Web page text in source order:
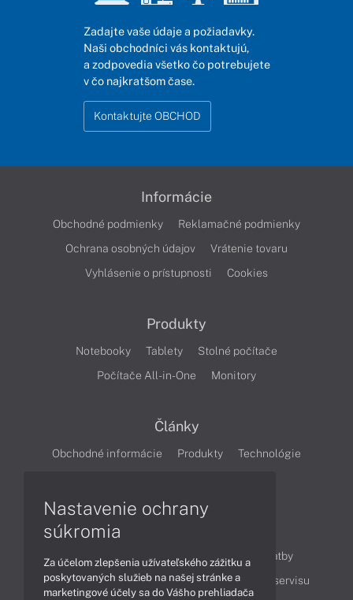
Zadajte vaše údaje a požiadavky.
Naši obchodníci vás kontaktujú,
a zodpovedia všetko čo potrebujete
v čo najkratšom čase.
Kontaktujte OBCHOD
Informácie
Obchodné podmienky
Reklamačné podmienky
Ochrana osobných údajov
Vrátenie tovaru
Vyhlásenie o prístupnosti
Cookies
Produkty
Notebooky Tablety
Stolné počítače
Počítače All-in-One
Monitory
Články
Obchodné informácie Produkty
Technológie
Ako nakupovať
Možnosti doručenia a platby
Podpora a servis
Servisné služby Cenník servisu
Nastavenie ochrany
súkromia
Za účelom zlepšenia užívateľského zážitku a
poskytovaných služieb na našej stránke a
marketingové účely sa do Vášho prehliadača